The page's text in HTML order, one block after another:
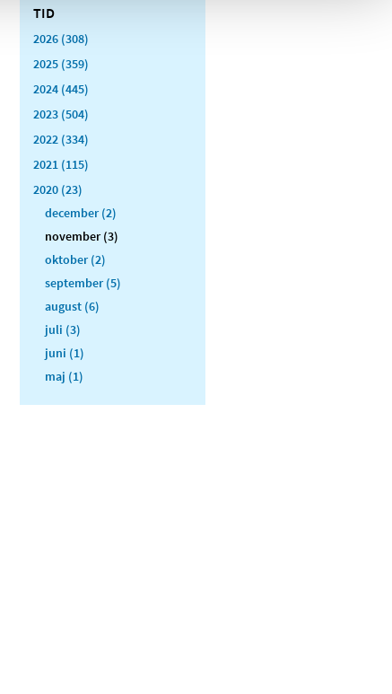
TID
2026 (308)
2025 (359)
2024 (445)
2023 (504)
2022 (334)
2021 (115)
2020 (23)
december (2)
november (3)
oktober (2)
september (5)
august (6)
juli (3)
juni (1)
maj (1)